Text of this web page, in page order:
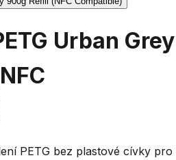
Urban Grey
PETG bez plastové cívky pro